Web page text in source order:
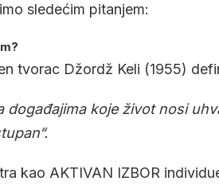
sledećim pitanjem:
tvorac Džordž Keli (1955)
događajima koje život nosi
kao AKTIVAN IZBOR